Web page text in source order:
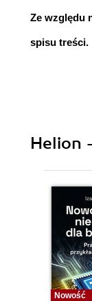
Ze względu
spisu treści.
Helion
Nowość